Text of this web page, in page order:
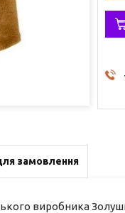
замовлення
виробника